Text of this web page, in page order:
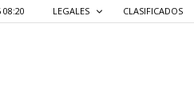
LEGALES CLASIFICADOS